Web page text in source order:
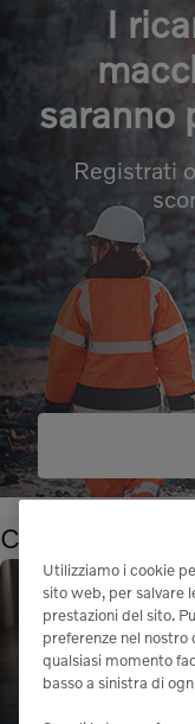
I
saranno
Registrati
Categorie
Utilizziamo i cookie
sito web, per salvare
prestazioni del sito.
preferenze nel
qualsiasi momento
basso a sinistra di